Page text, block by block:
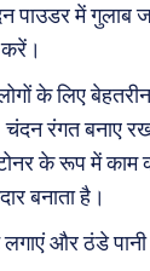
धर्म व अध्यात्म
Finance
महिला जगत
पाउडर में गुलाब
के लिए
चंदन रंगत बनाए
के रूप में काम
बनाता है।
और ठंडे